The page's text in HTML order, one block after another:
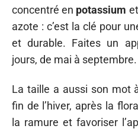
concentré en potassium et
azote : c’est la clé pour
et durable. Faites un
jours, de mai à septembre.
La taille a aussi son mot
fin de l’hiver, après la
la ramure et favoriser